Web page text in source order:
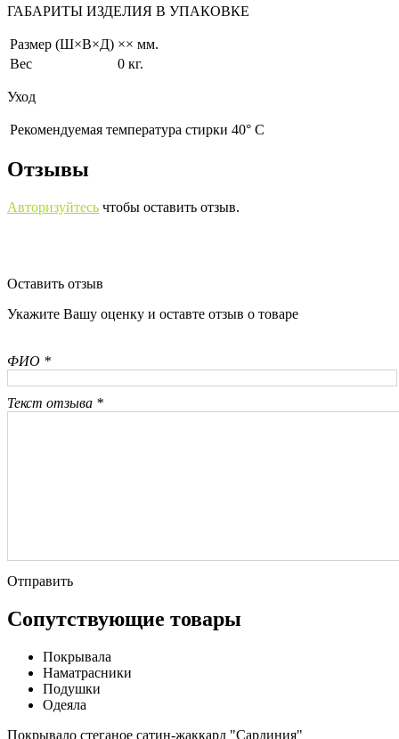
ГАБАРИТЫ ИЗДЕЛИЯ В УПАКОВКЕ
Размер (Ш×В×Д) ×× мм.
Вес
0 кг.
Уход
Рекомендуемая температура стирки 40° С
Отзывы
Авторизуйтесь чтобы оставить отзыв.
Оставить отзыв
Укажите Вашу оценку и оставте отзыв о товаре
ФИО *
Текст отзыва *
Отправить
Сопутствующие товары
Покрывала
Наматрасники
Подушки
Одеяла
Покрывало стеганое сатин-жаккард "Сардиния"